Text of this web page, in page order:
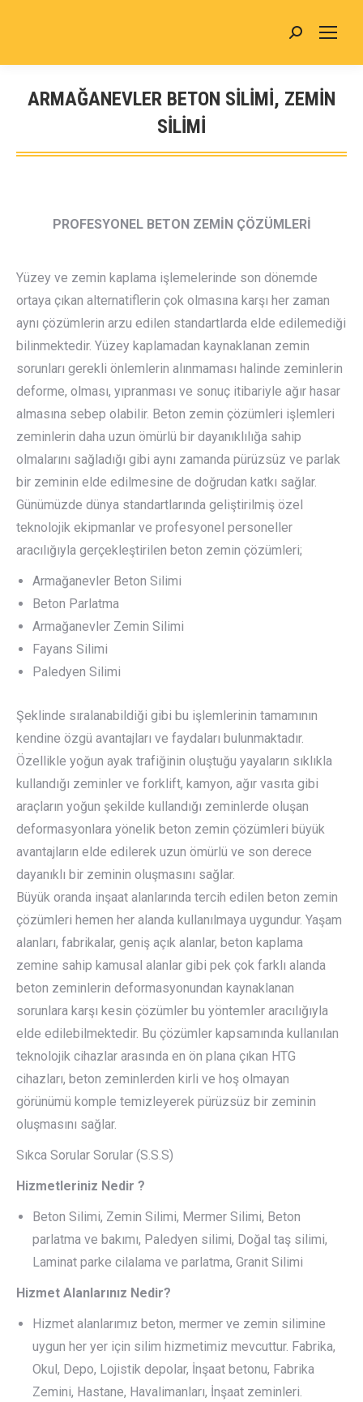
Search:
ARMAĞANEVLER BETON SİLİMİ, ZEMİN
SİLİMİ
You are here:
PROFESYONEL BETON ZEMİN ÇÖZÜMLERİ
Yüzey ve zemin kaplama işlemelerinde son dönemde
ortaya çıkan alternatiflerin çok olmasına karşı her zaman
aynı çözümlerin arzu edilen standartlarda elde edilemediği
bilinmektedir. Yüzey kaplamadan kaynaklanan zemin
sorunları gerekli önlemlerin alınmaması halinde zeminlerin
deforme, olması, yıpranması ve sonuç itibariyle ağır hasar
almasına sebep olabilir. Beton zemin çözümleri işlemleri
zeminlerin daha uzun ömürlü bir dayanıklılığa sahip
olmalarını sağladığı gibi aynı zamanda pürüzsüz ve parlak
bir zeminin elde edilmesine de doğrudan katkı sağlar.
Günümüzde dünya standartlarında geliştirilmiş özel
teknolojik ekipmanlar ve profesyonel personeller
aracılığıyla gerçekleştirilen beton zemin çözümleri;
Armağanevler Beton Silimi
Beton Parlatma
Armağanevler Zemin Silimi
Fayans Silimi
Paledyen Silimi
Şeklinde sıralanabildiği gibi bu işlemlerinin tamamının
kendine özgü avantajları ve faydaları bulunmaktadır.
Özellikle yoğun ayak trafiğinin oluştuğu yayaların sıklıkla
kullandığı zeminler ve forklift, kamyon, ağır vasıta gibi
araçların yoğun şekilde kullandığı zeminlerde oluşan
deformasyonlara yönelik beton zemin çözümleri büyük
avantajların elde edilerek uzun ömürlü ve son derece
dayanıklı bir zeminin oluşmasını sağlar.
Büyük oranda inşaat alanlarında tercih edilen beton zemin
çözümleri hemen her alanda kullanılmaya uygundur. Yaşam
alanları, fabrikalar, geniş açık alanlar, beton kaplama
zemine sahip kamusal alanlar gibi pek çok farklı alanda
beton zeminlerin deformasyonundan kaynaklanan
sorunlara karşı kesin çözümler bu yöntemler aracılığıyla
elde edilebilmektedir. Bu çözümler kapsamında kullanılan
teknolojik cihazlar arasında en ön plana çıkan HTG
cihazları, beton zeminlerden kirli ve hoş olmayan
görünümü komple temizleyerek pürüzsüz bir zeminin
oluşmasını sağlar.
Sıkca Sorular Sorular (S.S.S)
Hizmetleriniz Nedir ?
Beton Silimi, Zemin Silimi, Mermer Silimi, Beton
parlatma ve bakımı, Paledyen silimi, Doğal taş silimi,
Laminat parke cilalama ve parlatma, Granit Silimi
Hizmet Alanlarınız Nedir?
Hizmet alanlarımız beton, mermer ve zemin silimine
uygun her yer için silim hizmetimiz mevcuttur. Fabrika,
Okul, Depo, Lojistik depolar, İnşaat betonu, Fabrika
Zemini, Hastane, Havalimanları, İnşaat zeminleri.